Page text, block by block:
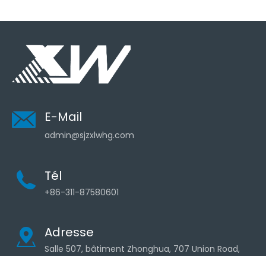
E-Mail
admin@sjzxlwhg.com
Tél
+86-311-87580601
Adresse
Salle 507, bâtiment Zhonghua, 707 Union Road,